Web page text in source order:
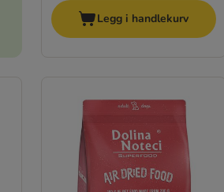
Legg i handlekurv